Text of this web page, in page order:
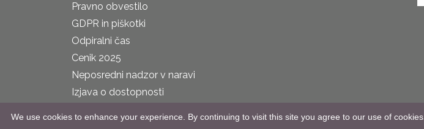
Pravno obvestilo
GDPR in piškotki
Odpiralni čas
Cenik 2025
Neposredni nadzor v naravi
Izjava o dostopnosti
We use cookies to enhance your experience. By continuing to visit this site you agree to our use of cookies.